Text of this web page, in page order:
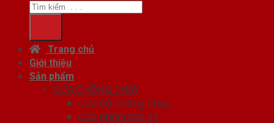
Trang chủ
Giới thiệu
Sản phẩm
CỬA CHỐNG CHÁY
Cửa Gỗ Chống Cháy
Cửa nhôm vân gỗ